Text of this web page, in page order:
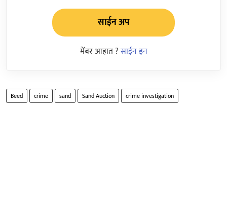
साईन अप
मेंबर आहात ?साईन इन
Beed crime sand Sand Auction crime investigation